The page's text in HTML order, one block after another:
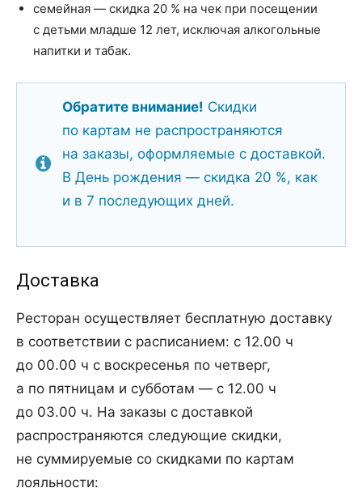
семейная — скидка 20 % на чек при посещении
с детьми младше 12 лет, исключая алкогольные
напитки и табак.
Обратите внимание! Скидки
по картам не распространяются
на заказы, оформляемые с доставкой.
В День рождения — скидка 20 %, как
и в 7 последующих дней.
Доставка
Ресторан осуществляет бесплатную доставку
в соответствии с расписанием: с 12.00 ч
до 00.00 ч с воскресенья по четверг,
а по пятницам и субботам — с 12.00 ч
до 03.00 ч. На заказы с доставкой
распространяются следующие скидки,
не суммируемые со скидками по картам
лояльности: